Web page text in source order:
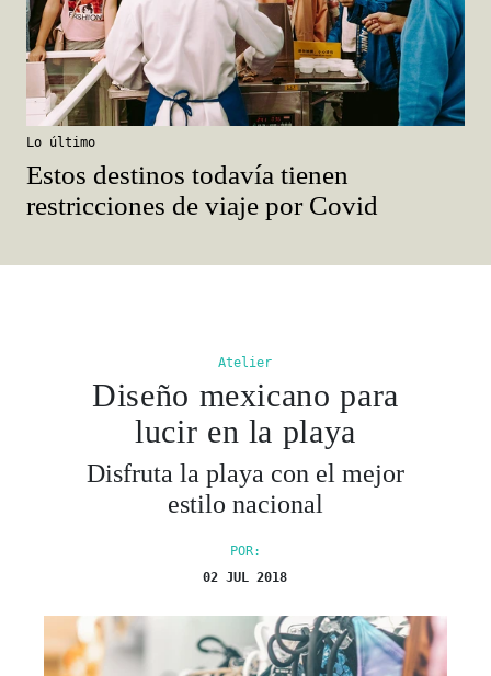
Lo último
Estos destinos todavía tienen
restricciones de viaje por Covid
Atelier
Diseño mexicano para
lucir en la playa
Disfruta la playa con el mejor
estilo nacional
POR:
02 JUL 2018